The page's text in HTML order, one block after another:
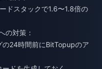
ドスタックで1.6〜1.8倍の
の対策：
の24時間前にBitTopupのア